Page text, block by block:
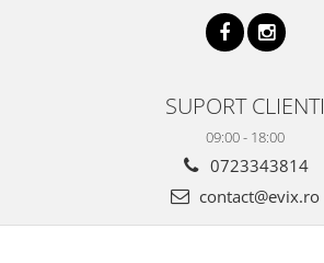
SUPORT CLIENTI
09:00 - 18:00
0723343814
contact@evix.ro